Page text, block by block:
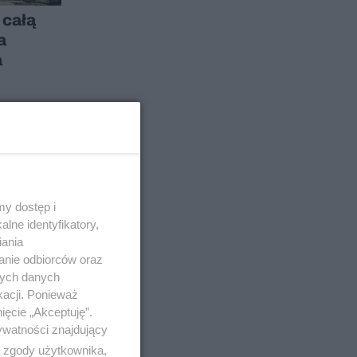
dostęp i
identyfikatory,
odbiorców oraz
danych
Ponieważ
„Akceptuję”.
znajdujący
użytkownika,